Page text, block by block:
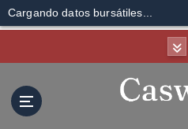
Cargando datos bursátiles...